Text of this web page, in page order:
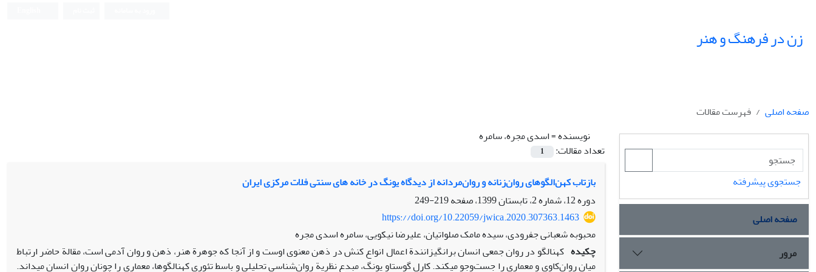
زن در فرهنگ و هنر
صفحه اصلی
فهرست مقالات
نویسنده =اسدی مجره، سامره
تعداد مقالات:
1
بازتاب کهن‌الگوهای روان‌زنانه و روان‌مردانه از دیدگاه یونگ در خانه های سنتی فلات مرکزی ایران
دوره 12، شماره 2، تابستان 1399، صفحه
219-249
https://doi.org/10.22059/jwica.2020.307363.1463
محبوبه شعبانی جفرودی، سیده مامک صلواتیان، علیرضا نیکویی، سامره اسدی مجره
چکیده کهن‏الگو در روان جمعی انسان برانگیزانندة اعمال انواع کنش در ذهن معنوی اوست و از آنجا که جوهرة هنر، ذهن و روان آدمی است، مقالة حاضر ارتباط
میان روان‌کاوی و معماری را جست‌وجو می‏کند. کارل گوستاو یونگ، مبدع نظریة روان‌شناسی تحلیلی و باسط تئوری کهن‏الگوها، معماری را چونان روان انسان می‏داند.
جستجوی پیشرفته
صفحه اصلی
مرور